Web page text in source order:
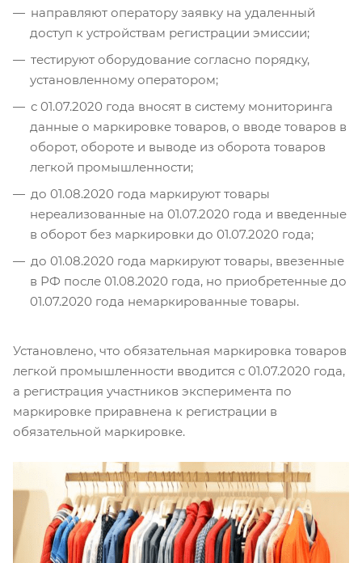
направляют оператору заявку на удаленный
доступ к устройствам регистрации эмиссии;
тестируют оборудование согласно порядку,
установленному оператором;
с 01.07.2020 года вносят в систему мониторинга
данные о маркировке товаров, о вводе товаров в
оборот, обороте и выводе из оборота товаров
легкой промышленности;
до 01.08.2020 года маркируют товары
нереализованные на 01.07.2020 года и введенные
в оборот без маркировки до 01.07.2020 года;
до 01.08.2020 года маркируют товары, ввезенные
в РФ после 01.08.2020 года, но приобретенные до
01.07.2020 года немаркированные товары.
Установлено, что обязательная маркировка товаров
легкой промышленности вводится с 01.07.2020 года,
а регистрация участников эксперимента по
маркировке приравнена к регистрации в
обязательной маркировке.